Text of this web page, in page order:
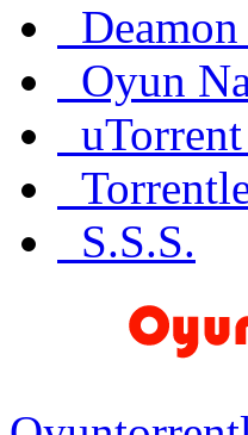
Oyun
S.S.S.